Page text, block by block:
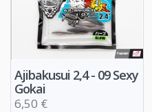
Ajibakusui 2,4 - 09 Sexy
Gokai
6,50 €